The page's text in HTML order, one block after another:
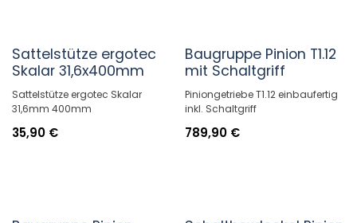
Sattelstütze ergotec
Skalar 31,6x400mm
Sattelstütze ergotec Skalar
31,6mm 400mm
35,90 €
Baugruppe Pinion T1.12
mit Schaltgriff
Piniongetriebe T1.12 einbaufertig
inkl. Schaltgriff
789,90€